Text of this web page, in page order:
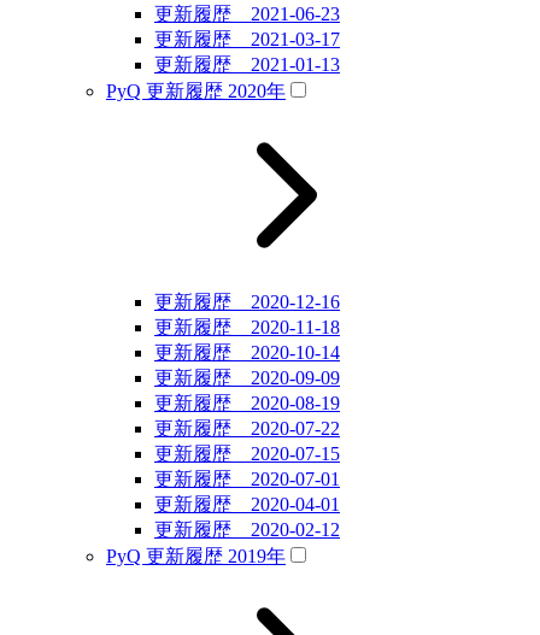
更新履歴 2021-06-23
更新履歴 2021-03-17
更新履歴 2021-01-13
PyQ 更新履歴 2020年
更新履歴 2020-12-16
更新履歴 2020-11-18
更新履歴 2020-10-14
更新履歴 2020-09-09
更新履歴 2020-08-19
更新履歴 2020-07-22
更新履歴 2020-07-15
更新履歴 2020-07-01
更新履歴 2020-04-01
更新履歴 2020-02-12
PyQ 更新履歴 2019年